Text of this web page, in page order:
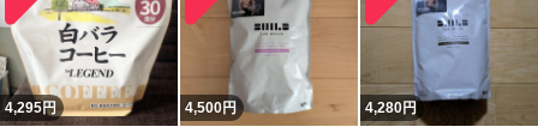
4,295円 4,500円 4,280円